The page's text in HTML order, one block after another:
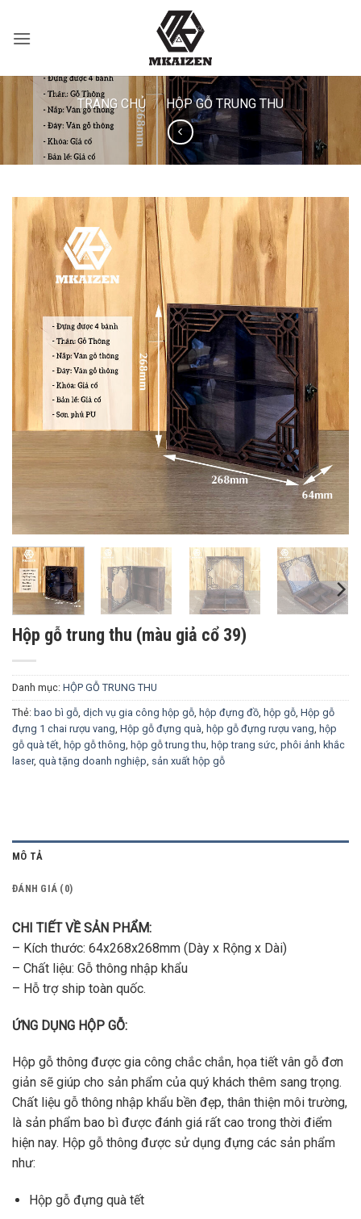
qua
nội
TRANG CHỦ / HỘP GỖ TRUNG THU
Hộp gỗ trung thu (màu giả cổ 39)
Danh mục: HỘP GỖ TRUNG THU
Thẻ: bao bì gỗ dịch vụ gia công hộp gỗ hộp đựng đồ hộp gỗ Hộp gỗ
đựng 1 chai rượu vang Hộp gỗ đựng quà hộp gỗ đựng rượu vang hộp
gỗ quà tết hộp gỗ thông hộp gỗ trung thu hộp trang sức phôi ảnh khắc
laser, quà tặng doanh nghiệp sản xuất hộp gỗ
MÔ TẢ
ĐÁNH GIÁ (0)
CHI TIẾT VỀ SẢN PHẨM:
– Kích thước: 64x268x268mm (Dày x Rộng x Dài)
– Chất liệu: Gỗ thông nhập khẩu
– Hỗ trợ ship toàn quốc.
ỨNG DỤNG HỘP GỖ:
Hộp gỗ thông được gia công chắc chắn, họa tiết vân gỗ đơn
giản sẽ giúp cho sản phẩm của quý khách thêm sang trọng.
Chất liệu gỗ thông nhập khẩu bền đẹp, thân thiện môi trường,
là sản phẩm bao bì được đánh giá rất cao trong thời điểm
hiện nay. Hộp gỗ thông được sử dụng đựng các sản phẩm
như:
Hộp gỗ đựng quà tết